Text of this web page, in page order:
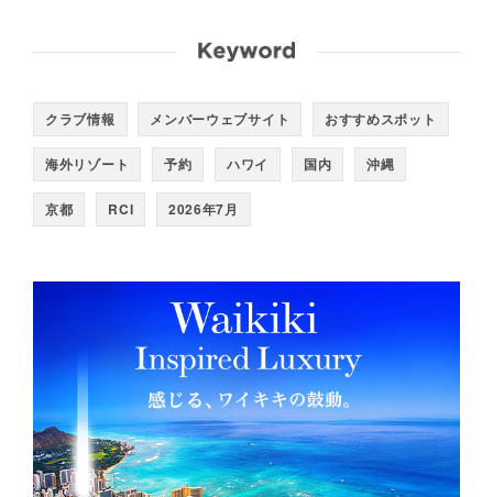
クラブ情報 メンバーウェブサイト おすすめスポット
海外リゾート 予約 ハワイ 国内 沖縄
京都 RCI 2026年7月